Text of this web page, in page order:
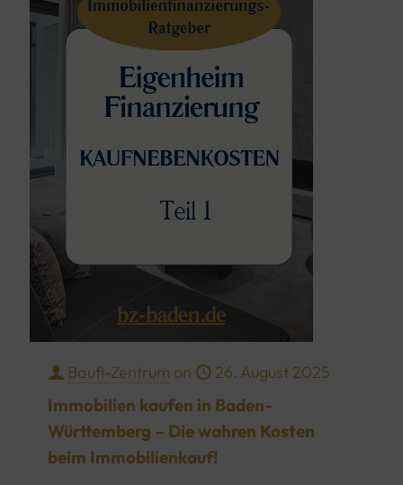
Baufi-Zentrum on 26. August 2025
Immobilien kaufen in Baden-
Württemberg – Die wahren Kosten
beim Immobilienkauf!